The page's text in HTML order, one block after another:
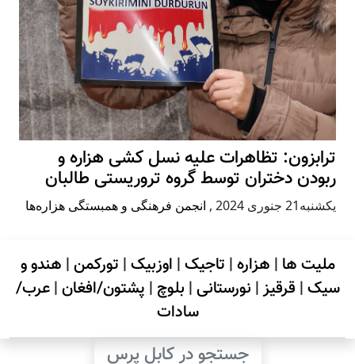
ترابزون: تظاهرات علیه نسل کشی هزاره و
ربودن دختران توسط گروه تروریستی طالبان
يكشنبه21 جنوری 2024 , انجمن فرهنگی و همبستگی هزاره‌ها
ملیت ها | هزاره| تاجیک| اوزبیک| تورکمن| هندو و
سیک| قرقیز| نورستانی| بلوچ | پشتون/افغان|عرب/
سادات
جستجو در کابل پرس